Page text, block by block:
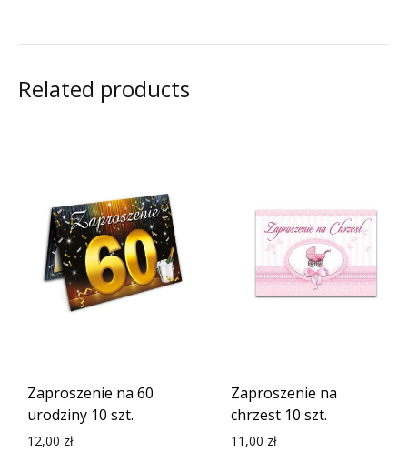
Related products
Zaproszenie na 60
urodziny 10 szt.
12,00 zł
Zaproszenie na
chrzest 10 szt.
11,00 zł